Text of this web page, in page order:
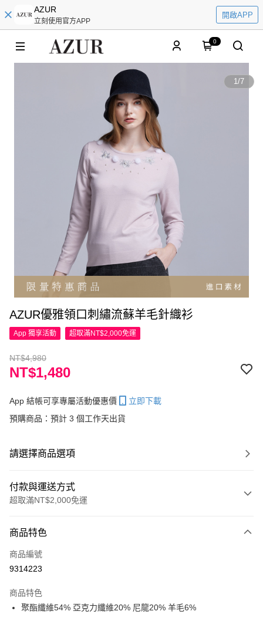
AZUR
立刻使用官方APP
開啟APP
0
1/7
AZUR優雅領口刺繡流蘇羊毛針織衫
App 獨享活動 超取滿NT$2,000免運
NT$4,980
NT$1,480
App 結帳可享專屬活動優惠價
立即下載
預購商品：預計 3 個工作天出貨
請選擇商品選項
付款與運送方式
超取滿NT$2,000免運
信用卡一次付款
超商取貨付款
Apple Pay
商品特色
商品編號
9314223
商品特色
聚酯纖維54% 亞克力纖維20% 尼龍20% 羊毛6%